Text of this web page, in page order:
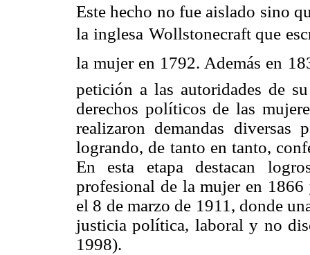
Este hecho no fue aislado sino
la inglesa Wollstonecraft que
la mujer en 1792. Además en
petición a las autoridades de
derechos políticos de las
realizaron demandas diversas
logrando, de tanto en tanto,
En esta etapa destacan
profesional de la mujer en
el 8 de marzo de 1911, donde
justicia política, laboral y no
1998).